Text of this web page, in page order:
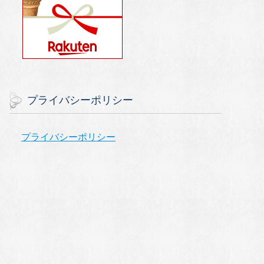
プライバシーポリシー
プライバシーポリシー